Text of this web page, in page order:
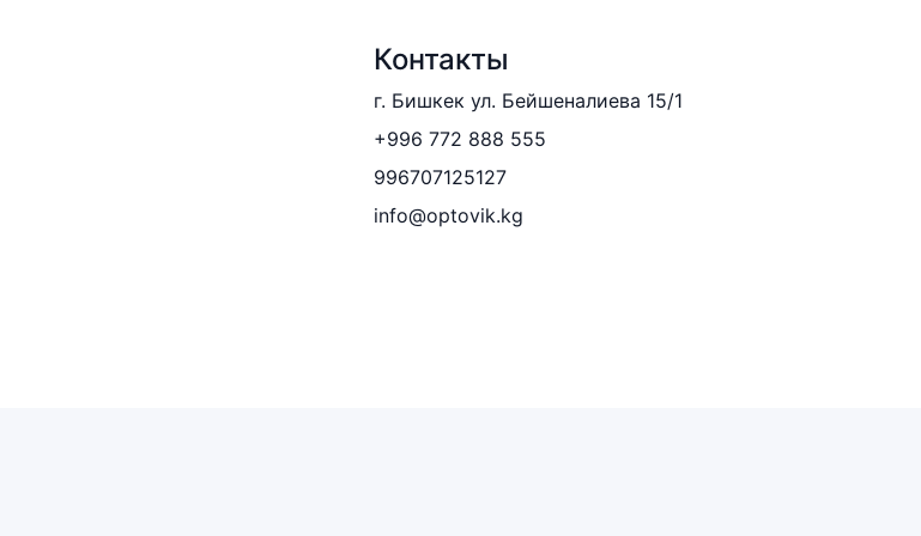
Контакты
г. Бишкек ул. Бейшеналиева 15/1
+996 772 888 555
996707125127
info@optovik.kg